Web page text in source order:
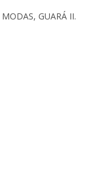
GUARÁ II.